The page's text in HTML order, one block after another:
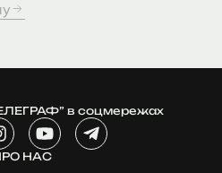
в соцмережах
Y
o
u
T
e
НАС